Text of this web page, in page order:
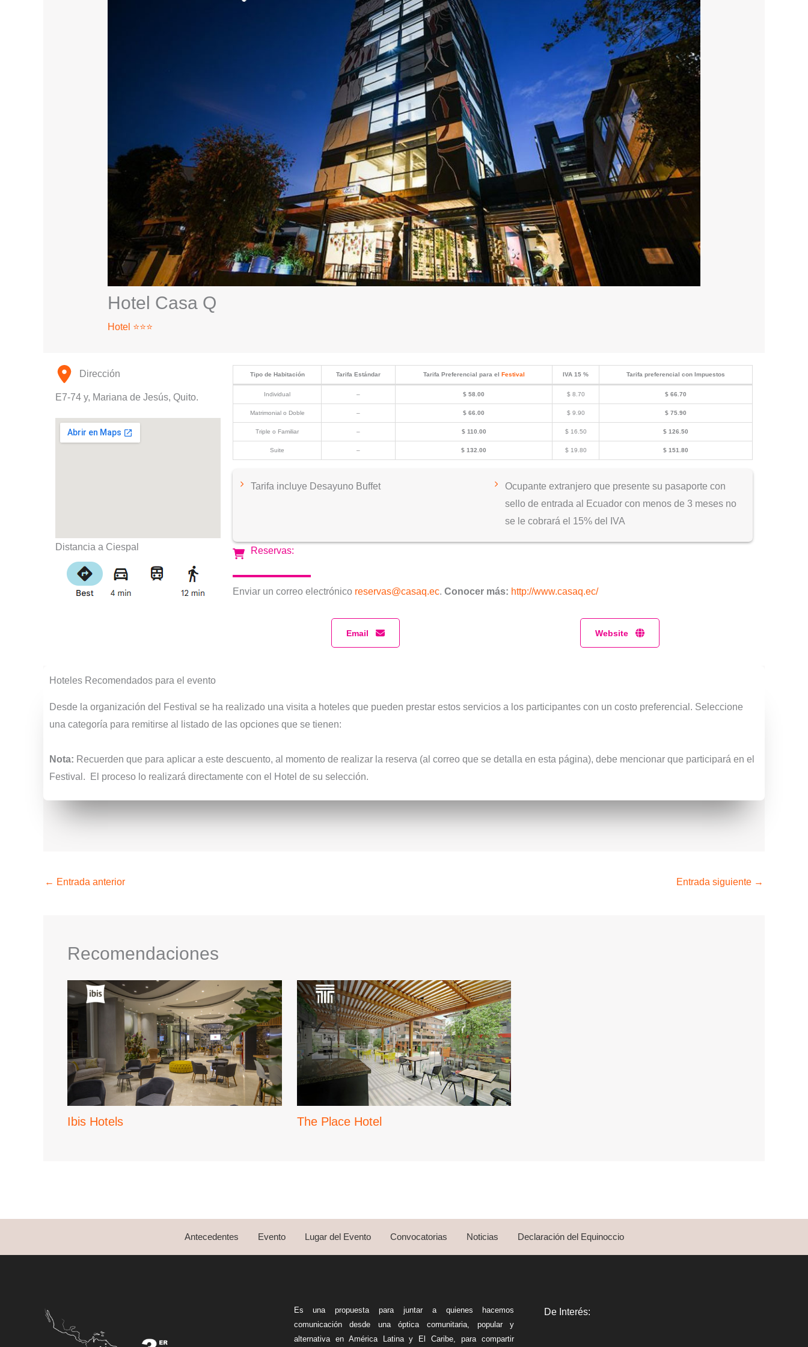
Hotel Casa Q
Hotel ⭐⭐⭐
Dirección
E7-74 y, Mariana de Jesús, Quito.
Distancia a Ciespal
Tipo de Habitación Tarifa Estándar Tarifa Preferencial para el Festival IVA 15 % Tarifa preferencial con Impuestos
Individual – $ 58.00 $ 8.70 $ 66.70
Matrimonial o Doble – $ 66.00 $ 9.90 $ 75.90
Triple o Familiar – $ 110.00 $ 16.50 $ 126.50
Suite – $ 132.00 $ 19.80 $ 151.80
Tarifa incluye Desayuno Buffet
Ocupante extranjero que presente su pasaporte con
sello de entrada al Ecuador con menos de 3 meses no
se le cobrará el 15% del IVA
Reservas:
Enviar un correo electrónico reservas@casaq.ec. Conocer más: http://www.casaq.ec/
Email Website
Hoteles Recomendados para el evento
Desde la organización del Festival se ha realizado una visita a hoteles que pueden prestar estos servicios a los participantes con un costo preferencial. Seleccione
una categoría para remitirse al listado de las opciones que se tienen:
Nota: Recuerden que para aplicar a este descuento, al momento de realizar la reserva (al correo que se detalla en esta página), debe mencionar que participará en el
Festival. El proceso lo realizará directamente con el Hotel de su selección.
← Entrada anterior Entrada siguiente →
Recomendaciones
Ibis Hotels The Place Hotel
Antecedentes Evento Lugar del Evento Convocatorias Noticias Declaración del Equinoccio
Es una propuesta para juntar a quienes hacemos
comunicación desde una óptica comunitaria, popular y
alternativa en América Latina y El Caribe, para compartir
De Interés: